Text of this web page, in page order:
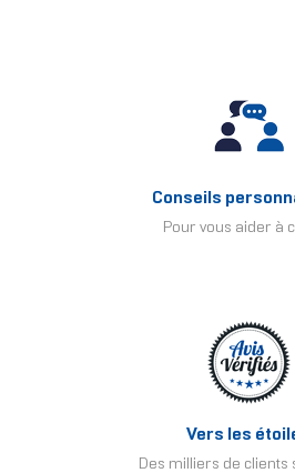
Conseils
Pour vous aider à
Vers les
Des milliers de clients